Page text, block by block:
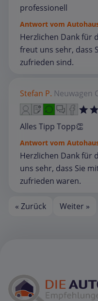
professionell
Antwort vom
Herzlichen Dank für
freut uns sehr, dass
zufrieden sind.
Stefan P. Neuwagen
Alles Tipp Topp👏
Antwort vom
Herzlichen Dank für
uns sehr, dass Sie
zufrieden waren.
« Zurück Weiter »